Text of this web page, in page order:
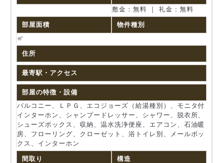
敷金：無料 ｜ 礼金：無料
部屋面積
㎡
物件種別
住所
最寄駅・アクセス
部屋の特徴・設備
バルコニー、ＬＰＧ、エコジョーズ（給湯種別）、モニタ付
インターホン、シャンプードレッサー、シャワー、脱衣所、
シューズボックス、収納、温水洗浄便座、エアコン、石油暖
房、フローリング、クローゼット、浴トイレ別、メールボッ
クス、インターホン
間取り 構造